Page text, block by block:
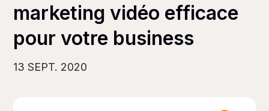
marketing vidéo efficace
pour votre business
13 SEPT. 2020